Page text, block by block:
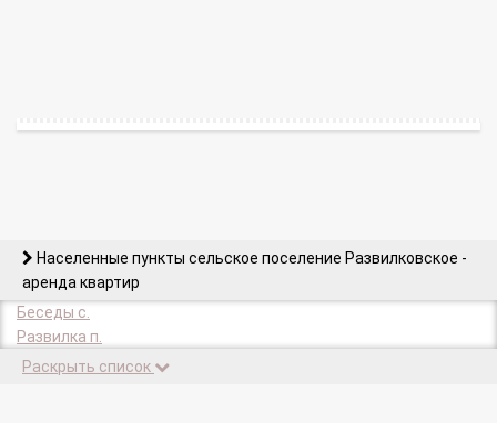
Населенные пункты сельское поселение Развилковское -
аренда квартир
Беседы с.
Развилка п.
Раскрыть список